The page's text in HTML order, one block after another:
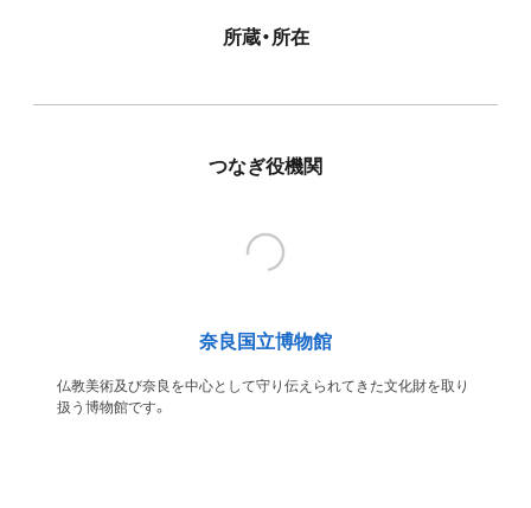
所蔵・所在
つなぎ役機関
奈良国立博物館
仏教美術及び奈良を中心として守り伝えられてきた文化財を取り
扱う博物館です。